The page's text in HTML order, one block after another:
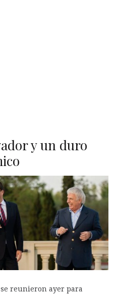
y un duro
reunieron ayer para